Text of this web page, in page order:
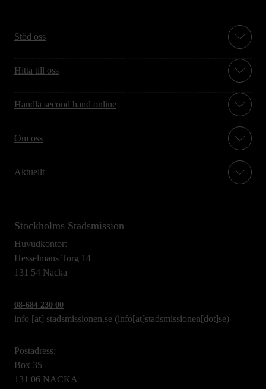
Stöd oss
Hitta till oss
Handla second hand online
Om oss
Aktuellt
Stockholms Stadsmission
Huvudkontor:
Hesselmans Torg 14
131 54 Nacka
08-684 230 00
info [at] stadsmissionen.se (info[at]stadsmissionen[dot]se)
Postadress:
Box 35
131 06 NACKA